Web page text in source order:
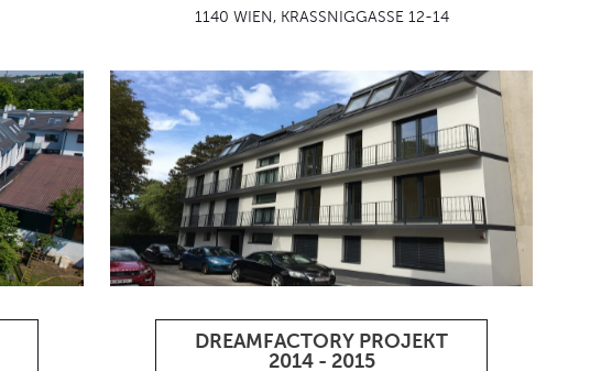
1140 WIEN, KRASSNIGGASSE 12-14
DREAMFACTORY PROJEKT
2014 - 2015